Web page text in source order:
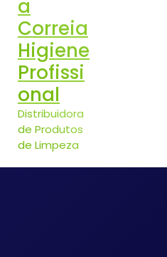
a
Correia
Higiene
Profissi
onal
Distribuidora
de Produtos
de Limpeza